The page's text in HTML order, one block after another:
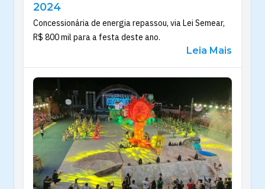
2024
Concessionária de energia repassou, via Lei Semear,
R$ 800 mil para a festa deste ano.
Leia Mais